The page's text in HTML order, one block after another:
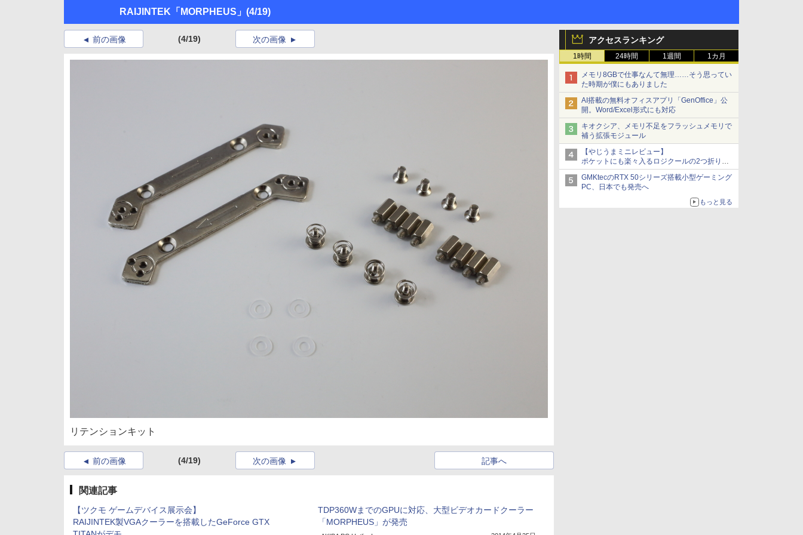
RAIJINTEK「MORPHEUS」 (4/19)
アクセスランキング
1時間 24時間 1週間 1カ月
メモリ8GBで仕事なんて無理……そう思ってい
た時期が僕にもありました
AI搭載の無料オフィスアプリ「GenOffice」公
開。Word/Excel形式にも対応
キオクシア、メモリ不足をフラッシュメモリで
補う拡張モジュール
【やじうまミニレビュー】
ポケットにも楽々入るロジクールの2つ折りマ
ウス「Mobi Fold」。その気になるギミックと
は？
GMKtecのRTX 50シリーズ搭載小型ゲーミング
PC、日本でも発売へ
もっと見る
前の画像 (4/19) 次の画像
リテンションキット
前の画像 (4/19) 記事へ
次の画像
関連記事
【ツクモ ゲームデバイス展示会】
RAIJINTEK製VGAクーラーを搭載したGeForce GTX
TDP360WまでのGPUに対応、大型ビデオカードクーラー
「MORPHEUS」が発売